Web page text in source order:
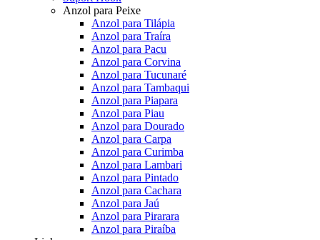
Anzol para Peixe
Anzol para Tilápia
Anzol para Traíra
Anzol para Pacu
Anzol para Corvina
Anzol para Tucunaré
Anzol para Tambaqui
Anzol para Piapara
Anzol para Piau
Anzol para Dourado
Anzol para Carpa
Anzol para Curimba
Anzol para Lambari
Anzol para Pintado
Anzol para Cachara
Anzol para Jaú
Anzol para Pirarara
Anzol para Piraíba